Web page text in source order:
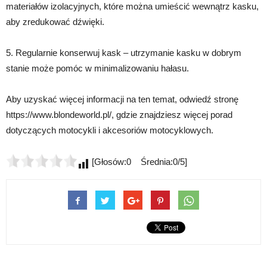
materiałów izolacyjnych, które można umieścić wewnątrz kasku,
aby zredukować dźwięki.
5. Regularnie konserwuj kask – utrzymanie kasku w dobrym
stanie może pomóc w minimalizowaniu hałasu.
Aby uzyskać więcej informacji na ten temat, odwiedź stronę
https://www.blondeworld.pl/, gdzie znajdziesz więcej porad
dotyczących motocykli i akcesoriów motocyklowych.
[Głosów:0 Średnia:0/5]